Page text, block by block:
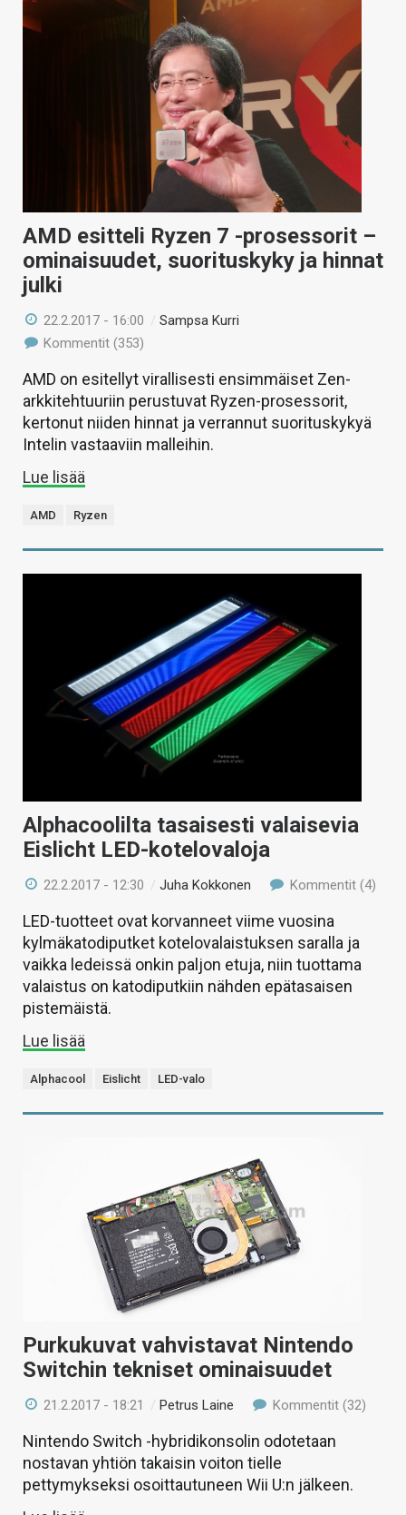
AMD esitteli Ryzen 7 -prosessorit –
ominaisuudet, suorituskyky ja hinnat
julki
22.2.2017 - 16:00 /Sampsa Kurri
Kommentit (353)
AMD on esitellyt virallisesti ensimmäiset Zen-
arkkitehtuuriin perustuvat Ryzen-prosessorit,
kertonut niiden hinnat ja verrannut suorituskykyä
Intelin vastaaviin malleihin.
Lue lisää
AMD Ryzen
Alphacoolilta tasaisesti valaisevia
Eislicht LED-kotelovaloja
22.2.2017 - 12:30 /Juha Kokkonen Kommentit (4)
LED-tuotteet ovat korvanneet viime vuosina
kylmäkatodiputket kotelovalaistuksen saralla ja
vaikka ledeissä onkin paljon etuja, niin tuottama
valaistus on katodiputkiin nähden epätasaisen
pistemäistä.
Lue lisää
Alphacool Eislicht LED-valo
Purkukuvat vahvistavat Nintendo
Switchin tekniset ominaisuudet
21.2.2017 - 18:21 /Petrus Laine Kommentit (32)
Nintendo Switch -hybridikonsolin odotetaan
nostavan yhtiön takaisin voiton tielle
pettymykseksi osoittautuneen Wii U:n jälkeen.